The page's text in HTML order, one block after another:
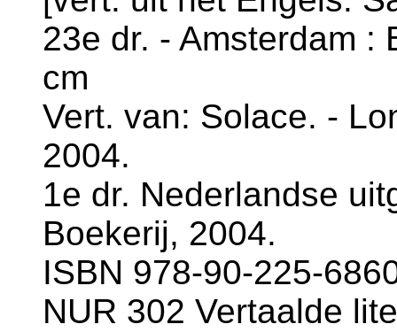
23e dr. - Amsterdam :
cm
Vert. van: Solace. -
2004.
1e dr. Nederlandse
Boekerij, 2004.
ISBN 978-90-225-
NUR 302 Vertaalde